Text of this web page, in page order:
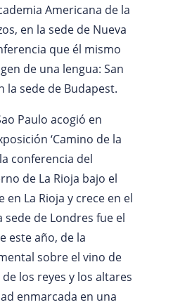
Americana de la
en la sede de Nueva
que él mismo
de una lengua: San
la sede de Budapest.
Paulo acogió en
‘Camino de la
conferencia del
de La Rioja bajo el
en La Rioja y crece en el
sede de Londres fue el
este año, de la
sobre el vino de
de los reyes y los altares
enmarcada en una